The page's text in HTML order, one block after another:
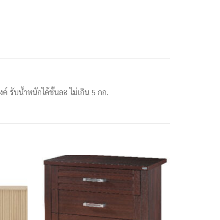
ค์ รับน้ำหนักได้ชั้นละ ไม่เกิน 5 กก.